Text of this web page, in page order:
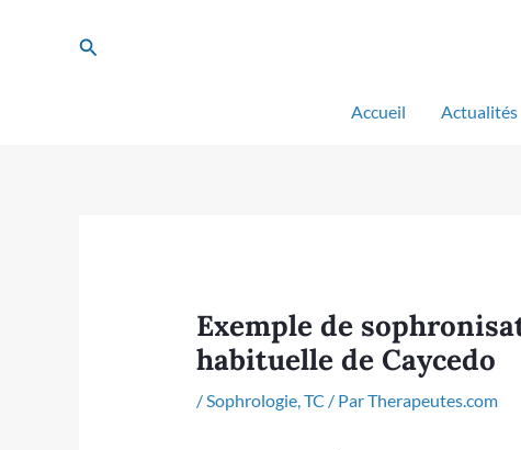
Rechercher
Accueil Actualités
Exemple de
habituelle de Caycedo
/Sophrologie,TC / ParTherapeutes.com